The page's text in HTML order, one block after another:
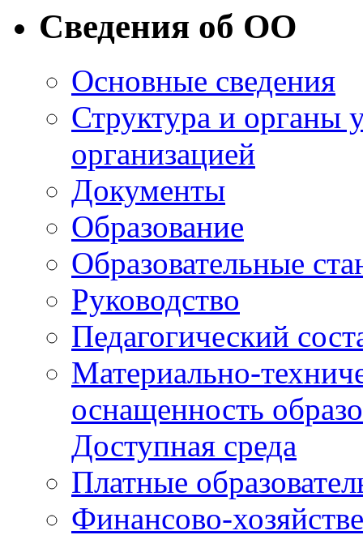
Сведения об ОО
Основные сведения
Структура и органы
организацией
Документы
Образование
Образовательные
Руководство
Педагогический
Материально-
оснащенность
Доступная среда
Платные
Финансово-